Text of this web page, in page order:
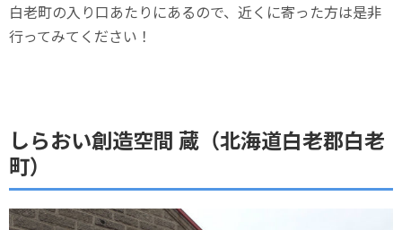
白老町の入り口あたりにあるので、近くに寄った方は是非
行ってみてください！
しらおい創造空間 蔵（北海道白老郡白老
町）